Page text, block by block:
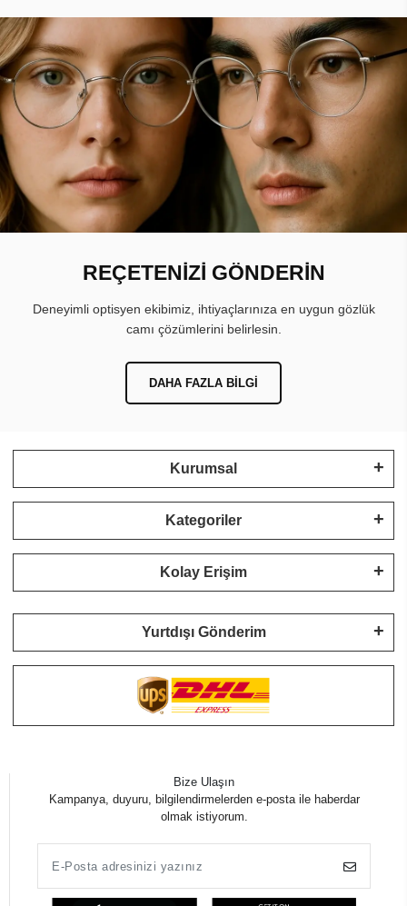
REÇETENİZİ GÖNDERİN
Deneyimli optisyen ekibimiz, ihtiyaçlarınıza en uygun gözlük
camı çözümlerini belirlesin.
DAHA FAZLA BILGI
Kurumsal
Kategoriler
Kolay Erişim
Yurtdışı Gönderim
Bize Ulaşın
Kampanya, duyuru, bilgilendirmelerden e-posta ile haberdar
olmak istiyorum.